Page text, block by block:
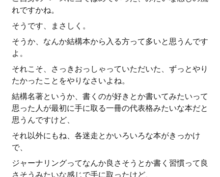
れですかね。
そうです、まさしく。
そうか、なんか結構本から入る方って多いと思うんです
よ。
それこそ、さっきおっしゃっていただいた、ずっとやり
たかったことをやりなさいよね。
結構名著というか、書くのが好きとか書いてみたいって
思った人が最初に手に取る一冊の代表格みたいな本だと
思うんですけど、
それ以外にもね、各迷走とかいろいろな本がきっかけ
で、
ジャーナリングってなんか良さそうとか書く習慣って良
さそうみたいな感じで手に取ったけど、